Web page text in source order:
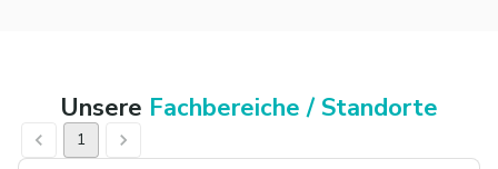
Unsere Fachbereiche / Standorte
1